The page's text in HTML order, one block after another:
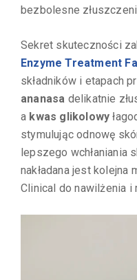
bezbolesne
Sekret skuteczności
Enzyme Treatment
składników i etapach
ananasa delikatnie
a kwas glikolowy
stymulując odnowę
lepszego wchłaniania
nakładana jest kolejna
Clinical do nawilżenia i